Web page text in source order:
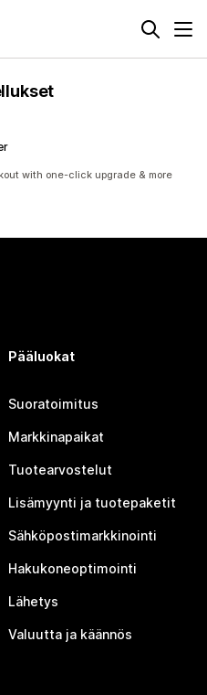
with one-click upgrade & more
Pääluokat
Suoratoimitus
Markkinapaikat
Tuotearvostelut
Lisämyynti ja tuotepaketit
Sähköpostimarkkinointi
Hakukoneoptimointi
Lähetys
Valuutta ja käännös